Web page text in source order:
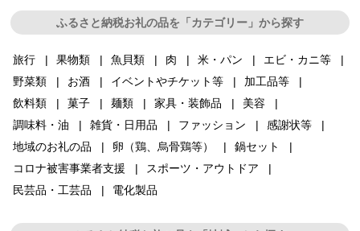
ふるさと納税お礼の品を「カテゴリー」から探す
旅行 果物類 魚貝類 肉 米・パン
エビ・カニ等
野菜類
お酒 イベントやチケット等
加工品等
飲料類
菓子 麺類 家具・装飾品
美容
調味料・油
雑貨・日用品 ファッション
感謝状等
地域のお礼の品
卵（鶏、烏骨鶏等）
鍋セット
コロナ被害事業者支援
スポーツ・アウトドア
民芸品・工芸品
電化製品